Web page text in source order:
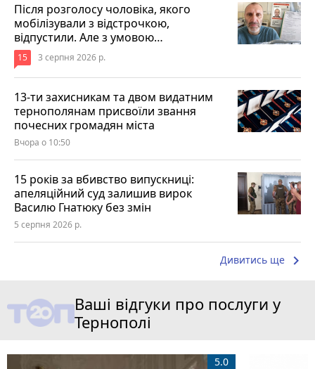
Після розголосу чоловіка, якого
мобілізували з відстрочкою,
відпустили. Але з умовою…
15 3 серпня 2026 р.
13-ти захисникам та двом видатним
тернополянам присвоїли звання
почесних громадян міста
Вчора о 10:50
15 років за вбивство випускниці:
апеляційний суд залишив вирок
Василю Гнатюку без змін
5 серпня 2026 р.
Дивитись ще keyboard_arrow_right
Ваші відгуки про послуги у
Тернополі
5.0